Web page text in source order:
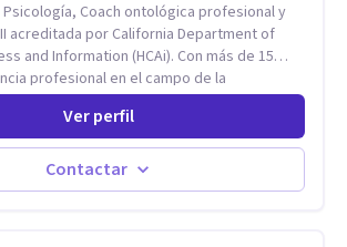
Coach ontológica profesional y
acreditada por California Department of
and Information (HCAi). Con más de 15
profesional en el campo de la
Bienestar y Liderazgo estratégico; bilingüe
con un enfoque holístico, integrativo
espíritu) y multicultural.
Ver perfil
Contactar